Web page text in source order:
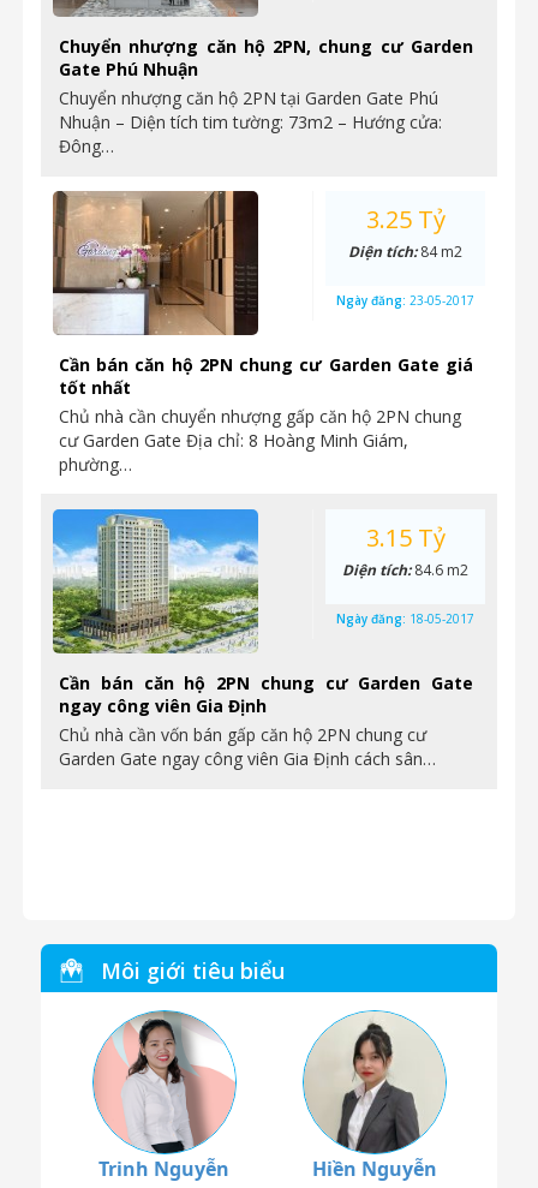
Chuyển nhượng căn hộ 2PN, chung cư Garden
Gate Phú Nhuận
Chuyển nhượng căn hộ 2PN tại Garden Gate Phú
Nhuận – Diện tích tim tường: 73m2 – Hướng cửa:
Đông…
Cần bán căn hộ 2PN chung cư Garden Gate giá
tốt nhất
Chủ nhà cần chuyển nhượng gấp căn hộ 2PN chung
cư Garden Gate Địa chỉ: 8 Hoàng Minh Giám,
phường…
3.25 Tỷ
Diện tích:84 m2
Ngày đăng: 23-05-2017
Cần bán căn hộ 2PN chung cư Garden Gate
ngay công viên Gia Định
Chủ nhà cần vốn bán gấp căn hộ 2PN chung cư
Garden Gate ngay công viên Gia Định cách sân…
3.15 Tỷ
Diện tích:84.6 m2
Ngày đăng: 18-05-2017
Môi giới tiêu biểu
Trinh Nguyễn Hiền Nguyễn